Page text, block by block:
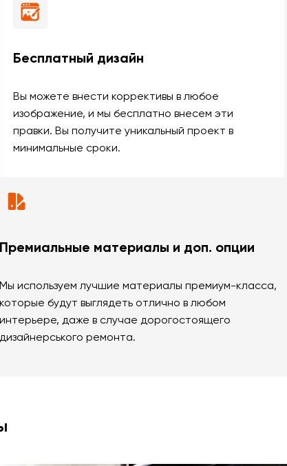
Бесплатный дизайн
Вы можете внести коррективы в любое
изображение, и мы бесплатно внесем эти
правки. Вы получите уникальный проект в
минимальные сроки.
Премиальные материалы и доп. опции
Мы используем лучшие материалы премиум-класса,
которые будут выглядеть отлично в любом
интерьере, даже в случае дорогостоящего
дизайнерського ремонта.